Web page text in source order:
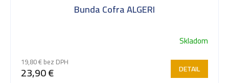
Bunda Cofra ALGERI
Skladom
19,80 € bez DPH
23,90 € DETAIL